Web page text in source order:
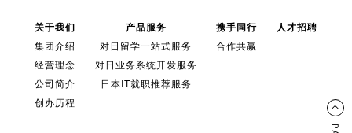
关于我们
集团介绍
经营理念
公司简介
创办历程
产品服务
对日留学一站式服务
对日业务系统开发服务
日本IT就职推荐服务
携手同行
合作共赢
人才招聘